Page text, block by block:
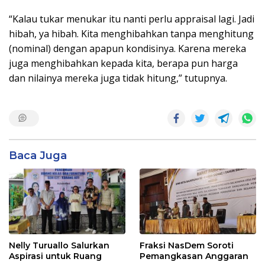
“Kalau tukar menukar itu nanti perlu appraisal lagi. Jadi
hibah, ya hibah. Kita menghibahkan tanpa menghitung
(nominal) dengan apapun kondisinya. Karena mereka
juga menghibahkan kepada kita, berapa pun harga
dan nilainya mereka juga tidak hitung,” tutupnya.
Baca Juga
Nelly Turuallo Salurkan
Aspirasi untuk Ruang
Fraksi NasDem Soroti
Pemangkasan Anggaran